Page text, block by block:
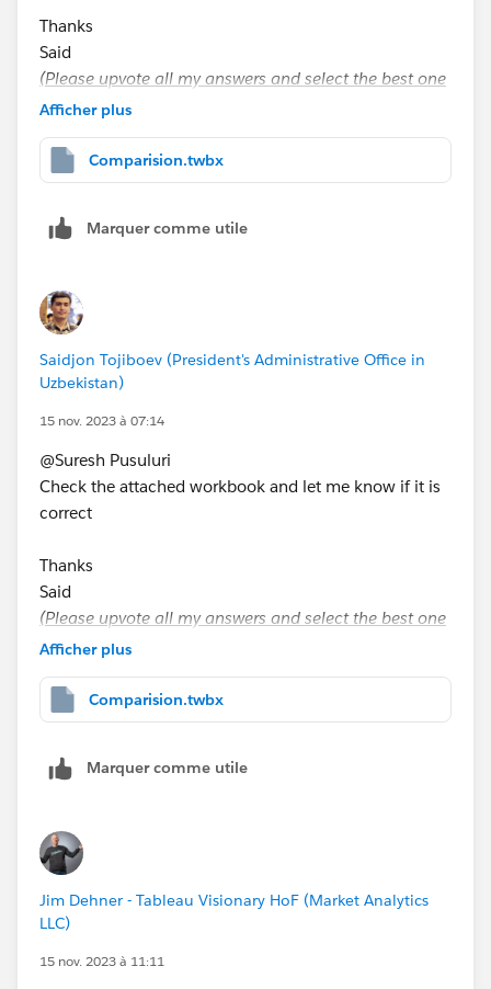
Thanks
Said
(Please upvote all my answers and select the best one
if you find them helpful)
Afficher plus
Comparision.twbx
Marquer comme utile
Saidjon Tojiboev (President's Administrative Office in
Uzbekistan)
15 nov. 2023 à 07:14
@Suresh Pusuluri​
Check the attached workbook and let me know if it is
correct
Thanks
Said
(Please upvote all my answers and select the best one
if you find them helpful)
Afficher plus
Comparision.twbx
Marquer comme utile
Jim Dehner - Tableau Visionary HoF (Market Analytics
LLC)
15 nov. 2023 à 11:11